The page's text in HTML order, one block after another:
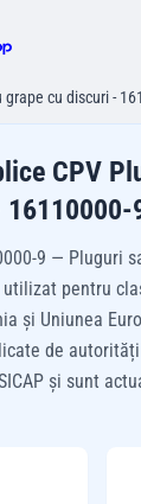
grape cu discuri -
CPV
9 — Pluguri
utilizat pentru
și Uniunea
de
și sunt